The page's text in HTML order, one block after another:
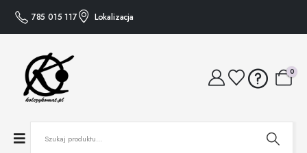
785 015 117 Lokalizacja
0